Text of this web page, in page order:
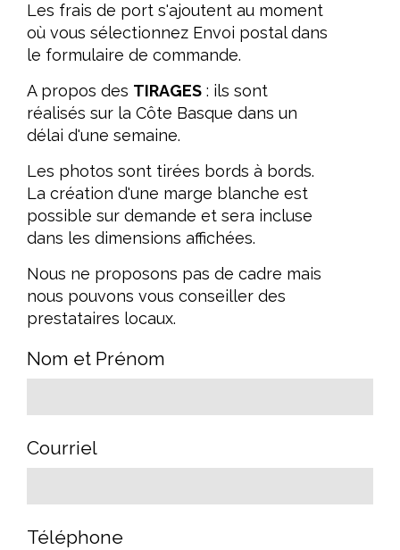
Les frais de port s'ajoutent au moment
où vous sélectionnez Envoi postal dans
le formulaire de commande.
A propos des TIRAGES : ils sont
réalisés sur la Côte Basque dans un
délai d'une semaine.
Les photos sont tirées bords à bords.
La création d'une marge blanche est
possible sur demande et sera incluse
dans les dimensions affichées.
Nous ne proposons pas de cadre mais
nous pouvons vous conseiller des
prestataires locaux.
Nom et Prénom
Courriel
Téléphone